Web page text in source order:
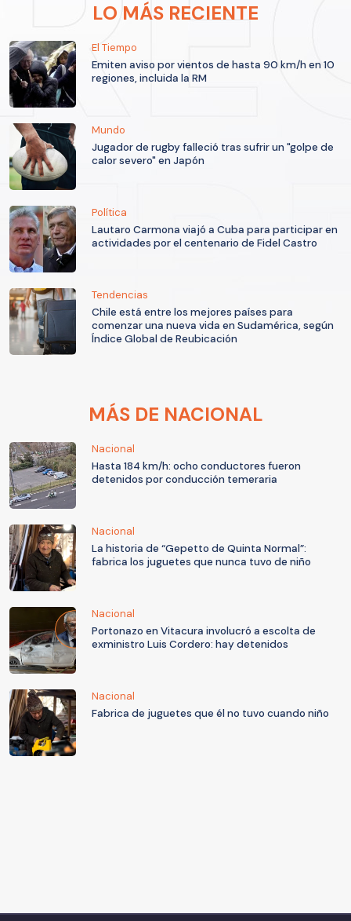
LO MÁS RECIENTE
El Tiempo
Emiten aviso por vientos de hasta 90 km/h en 10
regiones, incluida la RM
Mundo
Jugador de rugby falleció tras sufrir un "golpe de
calor severo" en Japón
Política
Lautaro Carmona viajó a Cuba para participar en
actividades por el centenario de Fidel Castro
Tendencias
Chile está entre los mejores países para
comenzar una nueva vida en Sudamérica, según
Índice Global de Reubicación
MÁS DE NACIONAL
Nacional
Hasta 184 km/h: ocho conductores fueron
detenidos por conducción temeraria
Nacional
La historia de “Gepetto de Quinta Normal”:
fabrica los juguetes que nunca tuvo de niño
Nacional
Portonazo en Vitacura involucró a escolta de
exministro Luis Cordero: hay detenidos
Nacional
Fabrica de juguetes que él no tuvo cuando niño